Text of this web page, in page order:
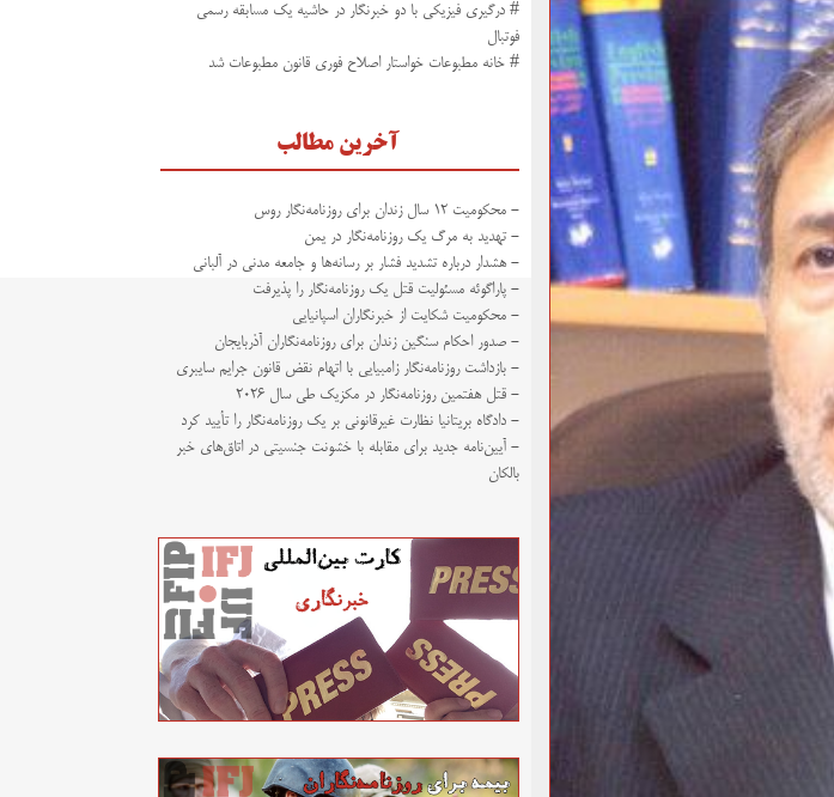
# درگیری فیزیکی با دو خبرنگار در حاشیه یک مسابقه رسمی
فوتبال
# خانه مطبوعات خواستار اصلاح فوری قانون مطبوعات شد
آخرین مطالب
- محکومیت ۱۲ سال زندان برای روزنامه‌نگار روس
- تهدید به مرگ یک روزنامه‌نگار در یمن
- هشدار درباره تشدید فشار بر رسانه‌ها و جامعه مدنی در آلبانی
- پاراگوئه مسئولیت قتل یک روزنامه‌نگار را پذیرفت
- محکومیت شکایت از خبرنگاران اسپانیایی
- صدور احکام سنگین زندان برای روزنامه‌نگاران آذربایجان
- بازداشت روزنامه‌نگار زامبیایی با اتهام نقض قانون جرایم سایبری
- قتل هفتمین روزنامه‌نگار در مکزیک طی سال ۲۰۲۶
- دادگاه بریتانیا نظارت غیرقانونی بر یک روزنامه‌نگار را تأیید کرد
- آیین‌نامه جدید برای مقابله با خشونت جنسیتی در اتاق‌های خبر
بالکان